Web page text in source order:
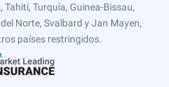
Turquía, Guinea-Bissau,
Norte, Svalbard y Jan Mayen,
países restringidos.